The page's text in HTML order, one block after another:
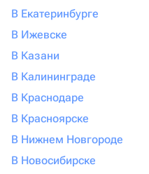
В Екатеринбурге
В Ижевске
В Казани
В Калининграде
В Краснодаре
В Красноярске
В Нижнем Новгороде
В Новосибирске